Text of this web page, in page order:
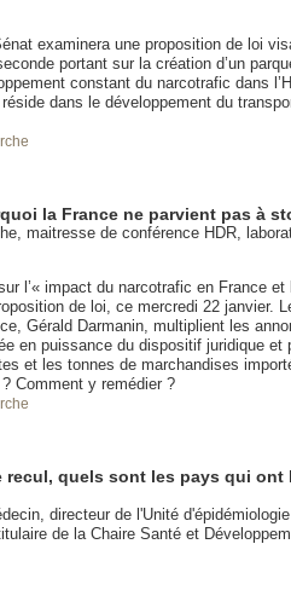
examinera une proposition de loi
portant sur la création d’un
constant du narcotrafic dans
dans le développement du
la France ne parvient pas à
maitresse de conférence HDR,
l’« impact du narcotrafic en France
de loi, ce mercredi 22 janvier.
Gérald Darmanin, multiplient les
en puissance du dispositif juridique et
et les tonnes de marchandises
Comment y remédier ?
recul, quels sont les pays qui ont
directeur de l'Unité
de la Chaire Santé et